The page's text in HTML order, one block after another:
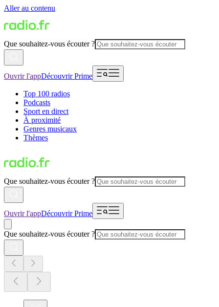
Aller au contenu
Que souhaitez-vous écouter ?
Ouvrir l'appDécouvrir Prime
Top 100 radios
Podcasts
Sport en direct
À proximité
Genres musicaux
Thèmes
Que souhaitez-vous écouter ?
Ouvrir l'appDécouvrir Prime
Que souhaitez-vous écouter ?